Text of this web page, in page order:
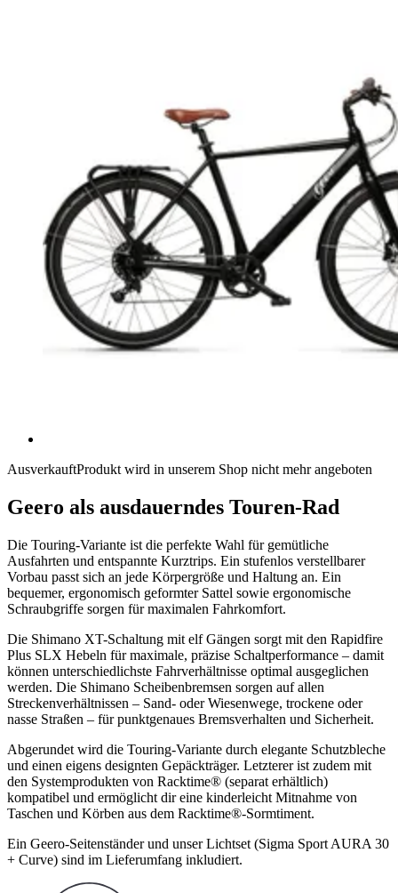
AusverkauftProdukt wird in unserem Shop nicht mehr angeboten
Geero als ausdauerndes Touren-Rad
Die Touring-Variante ist die perfekte Wahl für gemütliche
Ausfahrten und entspannte Kurztrips. Ein stufenlos verstellbarer
Vorbau passt sich an jede Körpergröße und Haltung an. Ein
bequemer, ergonomisch geformter Sattel sowie ergonomische
Schraubgriffe sorgen für maximalen Fahrkomfort.
Die Shimano XT-Schaltung mit elf Gängen sorgt mit den Rapidfire
Plus SLX Hebeln für maximale, präzise Schaltperformance – damit
können unterschiedlichste Fahrverhältnisse optimal ausgeglichen
werden. Die Shimano Scheibenbremsen sorgen auf allen
Streckenverhältnissen – Sand- oder Wiesenwege, trockene oder
nasse Straßen – für punktgenaues Bremsverhalten und Sicherheit.
Abgerundet wird die Touring-Variante durch elegante Schutzbleche
und einen eigens designten Gepäckträger. Letzterer ist zudem mit
den Systemprodukten von Racktime® (separat erhältlich)
kompatibel und ermöglicht dir eine kinderleicht Mitnahme von
Taschen und Körben aus dem Racktime®-Sormtiment.
Ein Geero-Seitenständer und unser Lichtset (Sigma Sport AURA 30
+ Curve) sind im Lieferumfang inkludiert.